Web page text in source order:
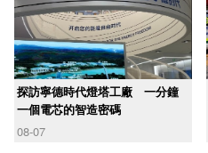
探訪寧德時代燈塔工廠 一分鐘
一個電芯的智造密碼
08-07